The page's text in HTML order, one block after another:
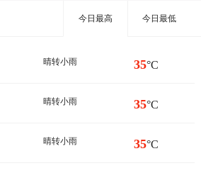
今日最高 今日最低
晴转小雨 35°C
晴转小雨 35°C
晴转小雨 35°C